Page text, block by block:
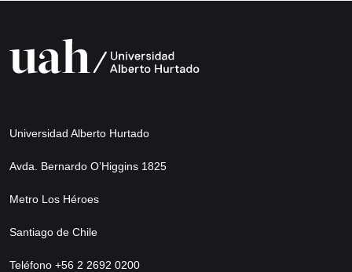
Universidad Alberto Hurtado
Avda. Bernardo O’Higgins 1825
Metro Los Héroes
Santiago de Chile
Teléfono +56 2 2692 0200